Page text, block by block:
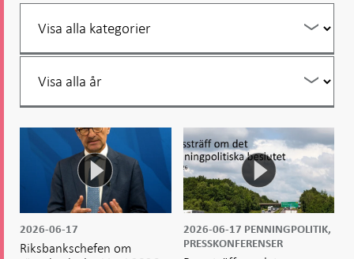
Filtrera
Filtrera
2026-06-17
Riksbankschefen om
2026-06-17 PENNINGPOLITIK,
PRESSKONFERENSER